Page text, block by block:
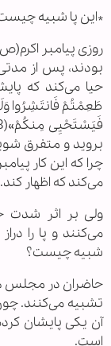
*این پا شبیه
روزی پیامبر
بودند، پس از
حیا می‌کند که
طَعِمْتُمْ فَانتَشِرُوا
بروید و متفرق
چرا که این کار
می‌کند که اظهار کند.
ولی بر اثر شدت
می‌کنند و پا را
شبیه چیست؟
حاضران در مجلس
تشبیه می‌کنند.
آن یکی پایشان
است.